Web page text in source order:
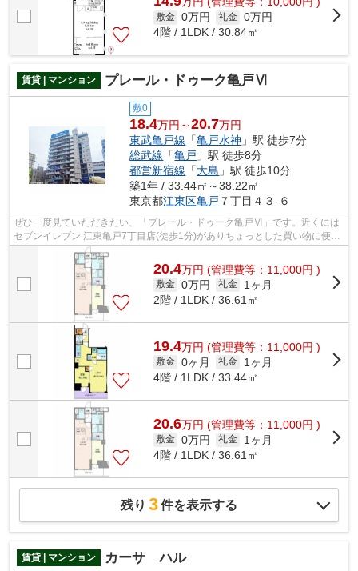
敷金 0万円 礼金 0万円
4階 / 1LDK / 30.84㎡
賃貸 | マンション プレール・ドゥーク亀戸Ⅵ
敷0
18.4万円～20.7万円
東武亀戸線 「亀戸水神 」駅 徒歩7分
総武線 「亀戸 」駅 徒歩8分
都営新宿線 「大島 」駅 徒歩10分
築1年 / 33.44㎡～38.22㎡
東京都江東区亀戸 ７丁目４３-６
ぜひ一度見ていただきたい、「プレール・ドゥーク亀戸Ⅵ」です。近くには
セブンイレブン 江東亀戸7丁目店(徒歩1分)がありちょっとした買い物に便利
です。駅から徒歩7分の物件で、アクセ...
20.4万円 (管理費等：11,000円 )
敷金 0万円 礼金
1ヶ月
2階 / 1LDK / 36.61㎡
19.4万円 (管理費等：11,000円 )
敷金 0ヶ月 礼金
1ヶ月
4階 / 1LDK / 33.44㎡
20.6万円 (管理費等：11,000円 )
敷金 0万円 礼金
1ヶ月
4階 / 1LDK / 36.61㎡
残り 3件を表示する
賃貸 | マンション カーサ ハル